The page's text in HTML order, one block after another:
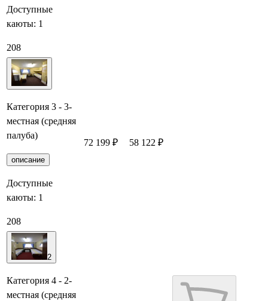
Доступные
каюты: 1
208
Категория 3 - 3-
местная (средняя
палуба)
описание
Доступные
каюты: 1
208
72 199 ₽ 58 122 ₽
2
Категория 4 - 2-
местная (средняя